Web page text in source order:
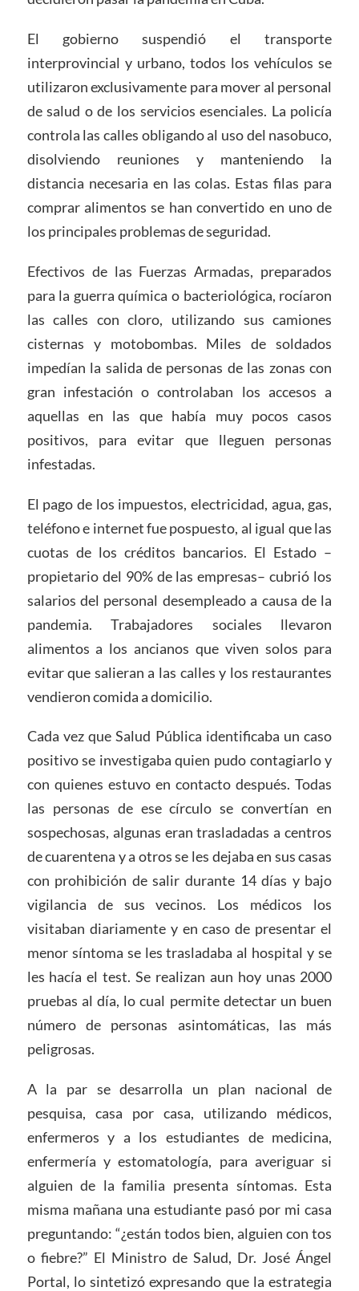
El gobierno suspendió el transporte
interprovincial y urbano, todos los vehículos se
utilizaron exclusivamente para mover al personal
de salud o de los servicios esenciales. La policía
controla las calles obligando al uso del nasobuco,
disolviendo reuniones y manteniendo la
distancia necesaria en las colas. Estas filas para
comprar alimentos se han convertido en uno de
los principales problemas de seguridad.
Efectivos de las Fuerzas Armadas, preparados
para la guerra química o bacteriológica, rocíaron
las calles con cloro, utilizando sus camiones
cisternas y motobombas. Miles de soldados
impedían la salida de personas de las zonas con
gran infestación o controlaban los accesos a
aquellas en las que había muy pocos casos
positivos, para evitar que lleguen personas
infestadas.
El pago de los impuestos, electricidad, agua, gas,
teléfono e internet fue pospuesto, al igual que las
cuotas de los créditos bancarios. El Estado –
propietario del 90% de las empresas– cubrió los
salarios del personal desempleado a causa de la
pandemia. Trabajadores sociales llevaron
alimentos a los ancianos que viven solos para
evitar que salieran a las calles y los restaurantes
vendieron comida a domicilio.
Cada vez que Salud Pública identificaba un caso
positivo se investigaba quien pudo contagiarlo y
con quienes estuvo en contacto después. Todas
las personas de ese círculo se convertían en
sospechosas, algunas eran trasladadas a centros
de cuarentena y a otros se les dejaba en sus casas
con prohibición de salir durante 14 días y bajo
vigilancia de sus vecinos. Los médicos los
visitaban diariamente y en caso de presentar el
menor síntoma se les trasladaba al hospital y se
les hacía el test. Se realizan aun hoy unas 2000
pruebas al día, lo cual permite detectar un buen
número de personas asintomáticas, las más
peligrosas.
A la par se desarrolla un plan nacional de
pesquisa, casa por casa, utilizando médicos,
enfermeros y a los estudiantes de medicina,
enfermería y estomatología, para averiguar si
alguien de la familia presenta síntomas. Esta
misma mañana una estudiante pasó por mi casa
preguntando: “¿están todos bien, alguien con tos
o fiebre?” El Ministro de Salud, Dr. José Ángel
Portal, lo sintetizó expresando que la estrategia